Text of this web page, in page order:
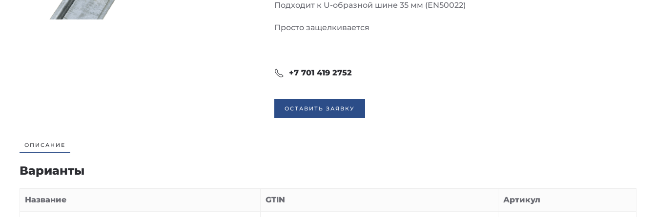
Подходит к U-образной шине 35 мм (EN50022)
Просто защелкивается
+7 701 419 2752
ОСТАВИТЬ ЗАЯВКУ
ОПИСАНИЕ
Варианты
Название GTIN Артикул